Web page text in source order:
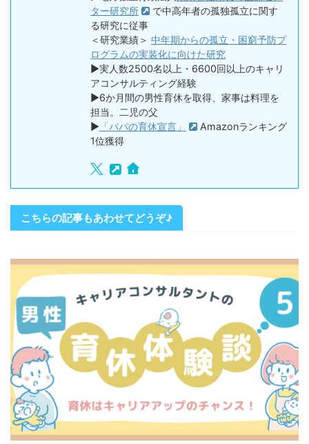
ター研究所
で中高年者の孤独孤立に関す
る研究に従事
＜研究業績＞ 中年期からの孤立・困窮予防プ
ログラムの実装化に向けた研究
▶実人数2500名以上・6600回以上のキャリ
アコンサルティング経験
▶6か月間の男性育休を取得、家事は料理を
担当。二児の父
▶ 「パパの育休宣言」
Amazonランキング
1位獲得
こちらの記事もあわせてどうぞ♪